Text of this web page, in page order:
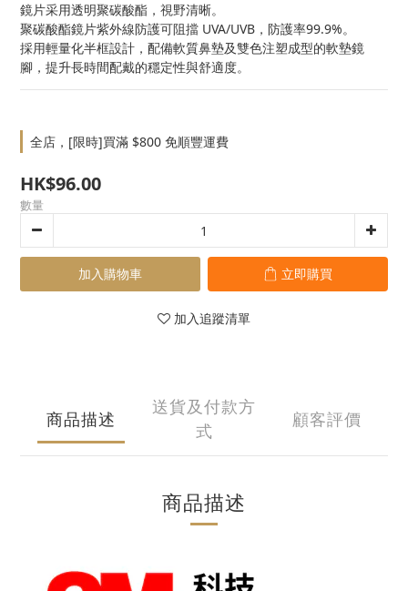
鏡片采用透明聚碳酸酯，視野清晰。
聚碳酸酯鏡片紫外線防護可阻擋 UVA/UVB，防護率99.9%。
採用輕量化半框設計，配備軟質鼻墊及雙色注塑成型的軟墊鏡
腳，提升長時間配戴的穩定性與舒適度。
全店，[限時]買滿 $800 免順豐運費
HK$96.00
數量
加入購物車 立即購買
加入追蹤清單
商品描述
送貨及付款方
式
顧客評價
商品描述